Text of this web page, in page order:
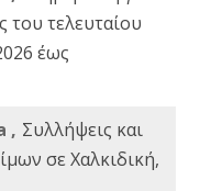
του τελευταίου
έως
, Συλλήψεις και
σε Χαλκιδική,